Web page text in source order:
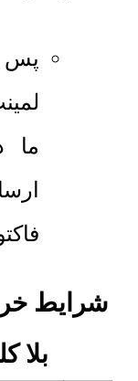
پس
ما
بلا